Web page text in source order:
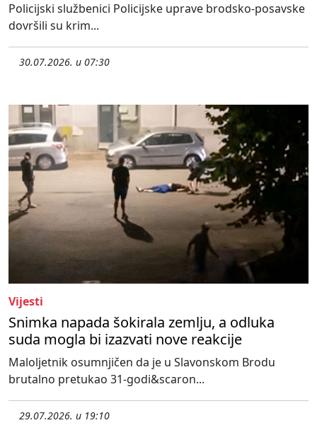
Policijski službenici Policijske uprave brodsko-posavske
dovršili su krim...
30.07.2026. u 07:30
Vijesti
Snimka napada šokirala zemlju, a odluka
suda mogla bi izazvati nove reakcije
Maloljetnik osumnjičen da je u Slavonskom Brodu
brutalno pretukao 31-godi&scaron...
29.07.2026. u 19:10